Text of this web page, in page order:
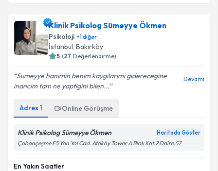
Klinik Psikolog Sümeyye Ökmen
Psikoloji +1diğer
İstanbul, Bakırköy
5 (27 Değerlendirme)
Sumeyye hanimin benim kaygilarimi giderecegine
inancim tam ne yaptigini bilen...
Devamı
Adres 1 Online Görüşme
Klinik Psikolog Sümeyye Ökmen Haritada Göster
Çobançeşme E5 Yan Yol Cad. Ataköy Tower A Blok Kat:2 Daire:57
En Yakın Saatler